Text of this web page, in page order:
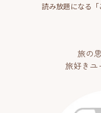
読み放題になる
旅の
旅好きユ